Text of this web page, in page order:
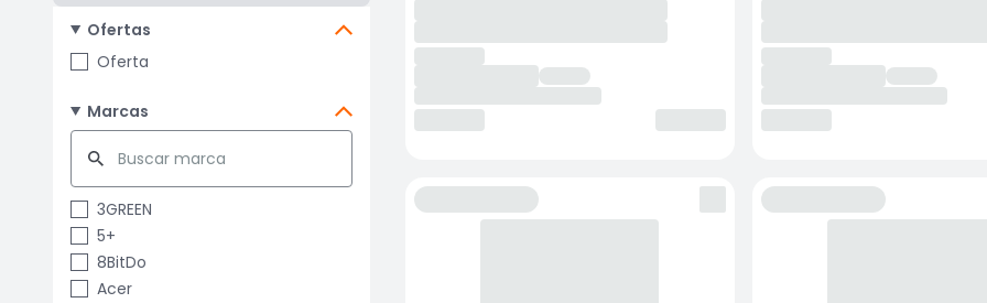
Ofertas
Oferta
Marcas
3GREEN
5+
8BitDo
Acer